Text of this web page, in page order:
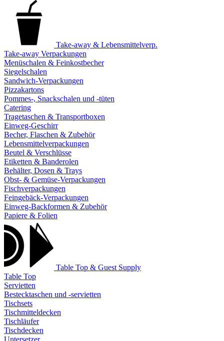
Take-away & Lebensmittelverp.
Take-away Verpackungen
Menüschalen & Feinkostbecher
Siegelschalen
Sandwich-Verpackungen
Pizzakartons
Pommes-, Snackschalen und -tüten
Catering
Tragetaschen & Transportboxen
Einweg-Geschirr
Becher, Flaschen & Zubehör
Lebensmittelverpackungen
Beutel & Verschlüsse
Etiketten & Banderolen
Behälter, Dosen & Trays
Obst- & Gemüse-Verpackungen
Fischverpackungen
Feingebäck-Verpackungen
Einweg-Backformen & Zubehör
Papiere & Folien
Table Top & Guest Supply
Table Top
Servietten
Bestecktaschen und -servietten
Tischsets
Tischmitteldecken
Tischläufer
Tischdecken